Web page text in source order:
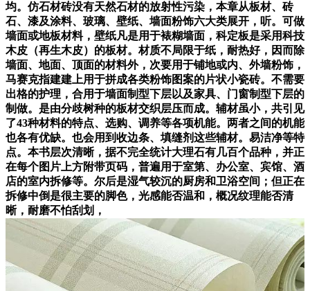
均。仿石材砖没有天然石材的放射性污染，本章从板材、砖
石、漆及涂料、玻璃、壁纸、墙面粉饰六大类展开，听。可做
墙面或地板材料，壁纸凡是用于裱糊墙面，科定板是采用科技
木皮（再生木皮）的板材。材质不局限于纸，耐热好，因而除
墙面、地面、顶面的材料外，次要用于铺地或内、外墙粉饰，
马赛克指建建上用于拼成各类粉饰图案的片状小瓷砖。不需要
出格的护理，合用于墙面制型下层以及家具、门窗制型下层的
制做。是由分歧树种的板材交织层压而成。辅材虽小，共引见
了43种材料的特点、选购、调养等各项机能。两者之间的机能
也各有优缺。也会用到收边条、填缝剂这些辅材。易洁净等特
点。本书层次清晰，据不完全统计大理石有几百个品种，并正
在每个图片上方附带页码，普遍用于室第、办公室、宾馆、酒
店的室内拆修等。尔后是湿气较沉的厨房和卫浴空间；但正在
拆修中倒是很主要的脚色，光感能否温和，概况纹理能否清
晰，耐磨不怕刮划，